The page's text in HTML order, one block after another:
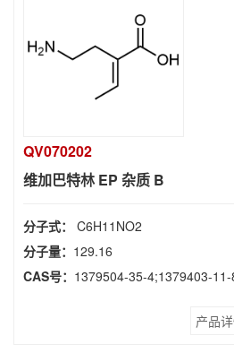
QV070202
维加巴特林 EP 杂质 B
分子式： C6H11NO2
分子量： 129.16
CAS号： 1379504-35-4;1379403-
产品